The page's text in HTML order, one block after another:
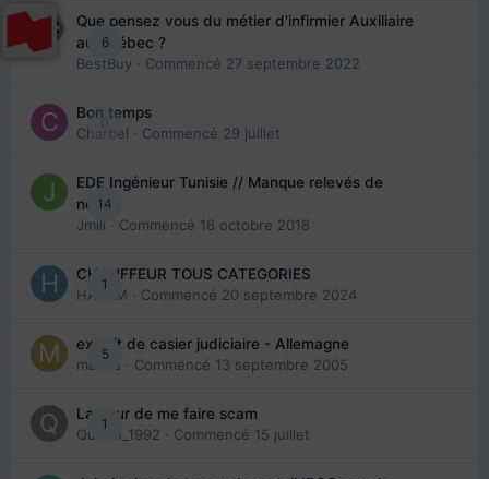
6
Que pensez vous du métier d'infirmier Auxiliaire
au Québec ?
BestBuy · Commencé 27 septembre 2022
0
Bon temps
Charbel · Commencé 29 juillet
14
EDE Ingénieur Tunisie // Manque relevés de
note
Jmili · Commencé 18 octobre 2018
1
CHAUFFEUR TOUS CATEGORIES
HAZEM · Commencé 20 septembre 2024
5
extrait de casier judiciaire - Allemagne
maries · Commencé 13 septembre 2005
1
La peur de me faire scam
Queen_1992 · Commencé 15 juillet